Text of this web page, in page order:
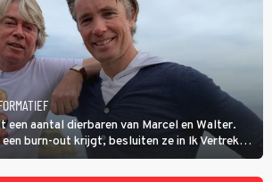
aantal dierbaren van Marcel en Walter.
burn-out krijgt, besluiten ze in Ik Vertrek
door een B&B in Spanje te openen, waar
beleven. (HH)